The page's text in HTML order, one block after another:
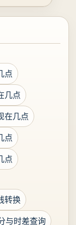
点
几点
在几点
点
点
转换
与时差查询